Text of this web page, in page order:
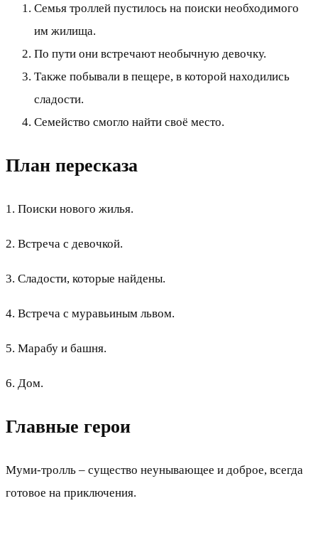
Семья троллей пустилось на поиски необходимого
им жилища.
По пути они встречают необычную девочку.
Также побывали в пещере, в которой находились
сладости.
Семейство смогло найти своё место.
План пересказа
1. Поиски нового жилья.
2. Встреча с девочкой.
3. Сладости, которые найдены.
4. Встреча с муравьиным львом.
5. Марабу и башня.
6. Дом.
Главные герои
Муми-тролль – существо неунывающее и доброе, всегда
готовое на приключения.